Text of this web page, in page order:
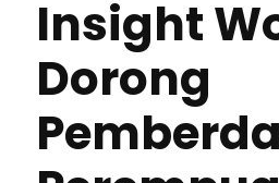
Insight
Dorong